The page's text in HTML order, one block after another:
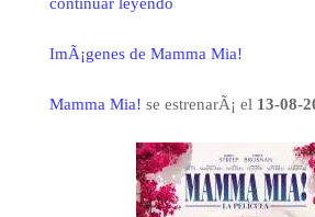
ImÃ¡genes de Mamma Mia!
Mamma Mia! se estrenarÃ¡ el 13-08-